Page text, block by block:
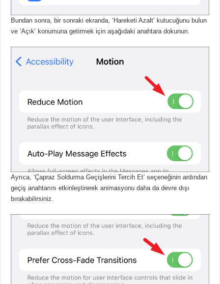
Bundan sonra, bir sonraki ekranda, ‘Hareketi Azalt’ kutucuğunu bulun
ve ‘Açık’ konumuna getirmek için aşağıdaki anahtara dokunun.
Ayrıca, ‘Çapraz Soldurma Geçişlerini Tercih Et’ seçeneğinin ardından
geçiş anahtarını etkinleştirerek animasyonu daha da devre dışı
bırakabilirsiniz.